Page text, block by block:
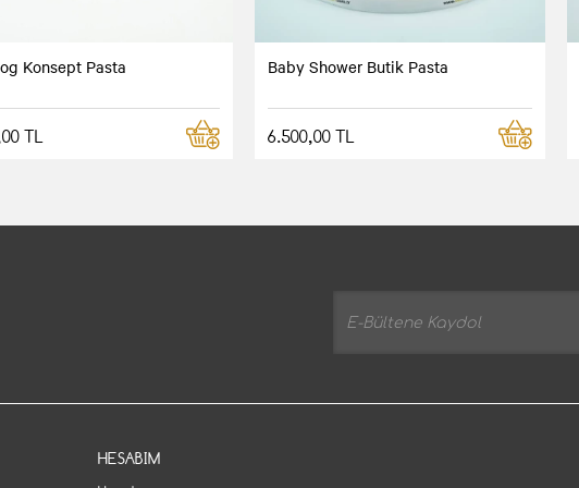
Konsept Pasta
TL
Baby Shower Butik Pasta
6.500,00 TL
HESABIM